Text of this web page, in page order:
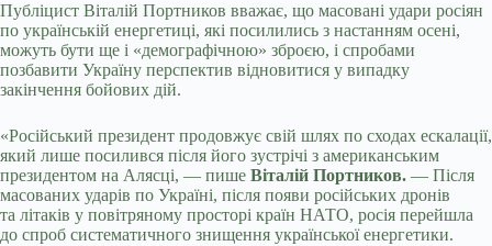
Публіцист Віталій Портников вважає, що масовані удари росіян
по українській енергетиці, які посилились з настанням осені,
можуть бути ще і «демографічною» зброєю, і спробами
позбавити Україну перспектив відновитися у випадку
закінчення бойових дій.
«Російський президент продовжує свій шлях по сходах ескалації,
який лише посилився після його зустрічі з американським
президентом на Алясці, — пише Віталій Портников. — Після
масованих ударів по Україні, після появи російських дронів
та літаків у повітряному просторі країн НАТО, росія перейшла
до спроб систематичного знищення української енергетики.